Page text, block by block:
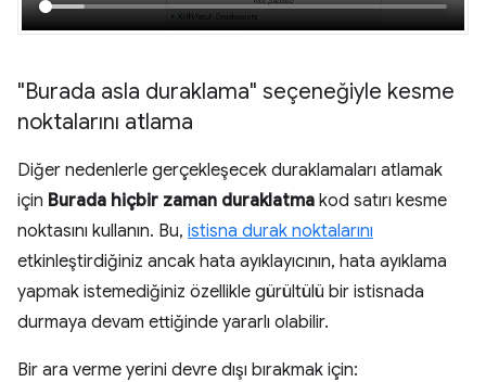
"Burada asla duraklama" seçeneğiyle kesme
noktalarını atlama
Diğer nedenlerle gerçekleşecek duraklamaları atlamak
için Burada hiçbir zaman duraklatma kod satırı kesme
noktasını kullanın. Bu, istisna durak noktalarını
etkinleştirdiğiniz ancak hata ayıklayıcının, hata ayıklama
yapmak istemediğiniz özellikle gürültülü bir istisnada
durmaya devam ettiğinde yararlı olabilir.
Bir ara verme yerini devre dışı bırakmak için: